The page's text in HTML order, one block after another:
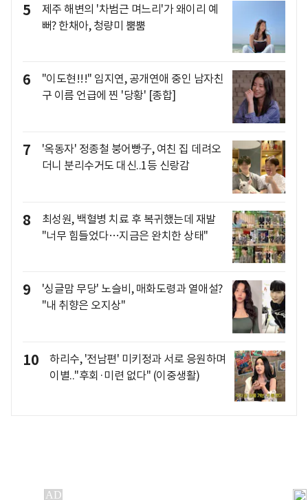
5
제주 해변의 '차범근 며느리'가 왜이리 예
뻐? 한채아, 청량미 뿜뿜
6
"이도현!!!" 임지연, 공개연애 중인 남자친
구 이름 언급에 찐 '당황' [종합]
7
'옥동자' 정종철 붕어빵子, 여친 집 데려오
더니 분리수거도 대신..1등 신랑감
8
최성원, 백혈병 치료 후 복귀했는데 재발
"너무 힘들었다…지금은 완치한 상태"
9
'싱글맘 무당' 노슬비, 매화도령과 열애설?
"내 취향은 오지상"
10
하리수, '전남편' 미키정과 서로 응원하며
이별.."후회·미련 없다" (이중생활)